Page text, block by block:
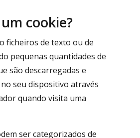
cookie?
ficheiros de texto ou de
pequenas quantidades de
são descarregadas e
seu dispositivo através
quando visita uma
ser categorizados de